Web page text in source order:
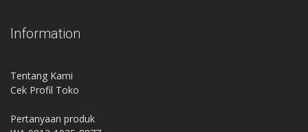
Information
Tentang Kami
Cek Profil Toko
Pertanyaan produk